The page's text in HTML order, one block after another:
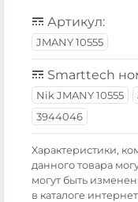
Артикул:
JMANY 10555
Smarttech
Nik JMANY 10555
3944046
Xарактеристики,
данного товара
могут быть
в каталоге